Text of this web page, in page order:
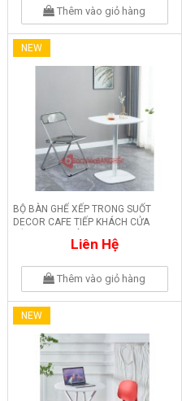
Thêm vào giỏ hàng
NEW
BỘ BÀN GHẾ XẾP TRONG SUỐT
DECOR CAFE TIẾP KHÁCH CỬA
Liên Hệ
Thêm vào giỏ hàng
NEW